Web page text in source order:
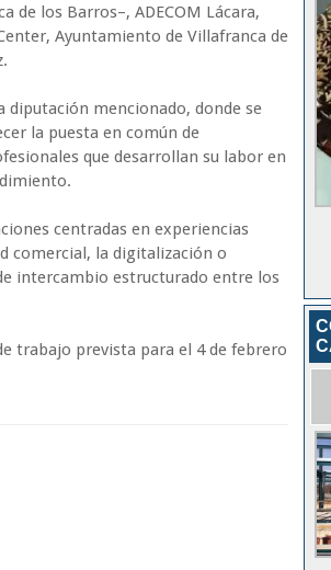
de los Barros–, ADECOM Lácara,
Ayuntamiento de Villafranca de
diputación mencionado, donde se
la puesta en común de
que desarrollan su labor en
centradas en experiencias
comercial, la digitalización o
intercambio estructurado entre los
trabajo prevista para el 4 de febrero